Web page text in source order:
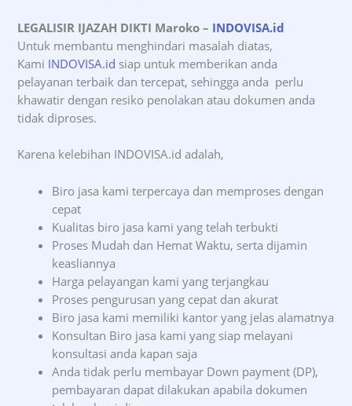
LEGALISIR IJAZAH DIKTI Maroko– INDOVISA.id
Untuk membantu menghindari masalah diatas,
Kami INDOVISA.id siap untuk memberikan anda
pelayanan terbaik dan tercepat, sehingga anda perlu
khawatir dengan resiko penolakan atau dokumen anda
tidak diproses.
Karena kelebihan INDOVISA.id adalah,
Biro jasa kami terpercaya dan memproses dengan
cepat
Kualitas biro jasa kami yang telah terbukti
Proses Mudah dan Hemat Waktu, serta dijamin
keasliannya
Harga pelayangan kami yang terjangkau
Proses pengurusan yang cepat dan akurat
Biro jasa kami memiliki kantor yang jelas alamatnya
Konsultan Biro jasa kami yang siap melayani
konsultasi anda kapan saja
Anda tidak perlu membayar Down payment (DP),
pembayaran dapat dilakukan apabila dokumen